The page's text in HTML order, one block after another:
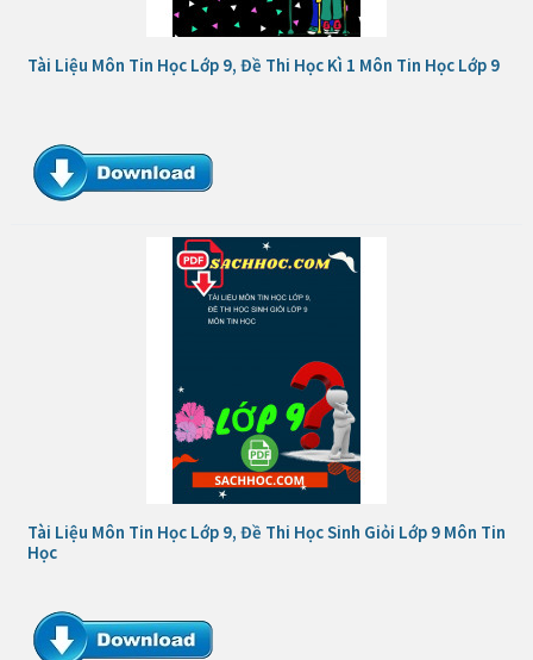
Tài Liệu Môn Tin Học Lớp 9, Đề Thi Học Kì 1 Môn Tin Học Lớp 9
Tài Liệu Môn Tin Học Lớp 9, Đề Thi Học Sinh Giỏi Lớp 9 Môn Tin
Học